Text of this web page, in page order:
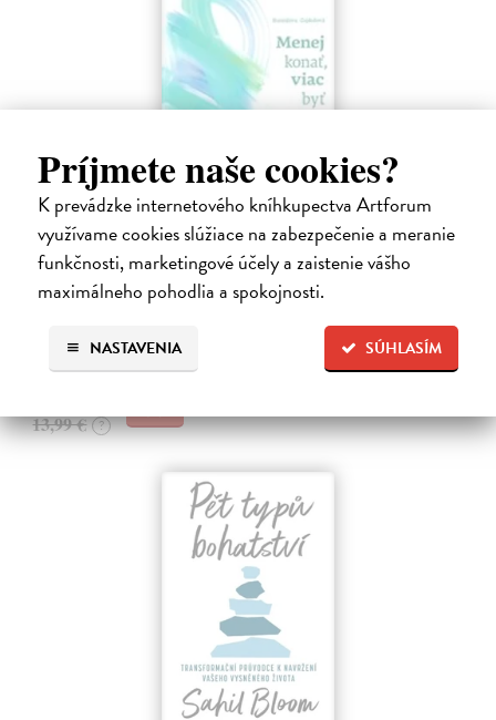
Príjmete naše cookies?
K prevádzke internetového kníhkupectva Artforum
využívame cookies slúžiace na zabezpečenie a meranie
funkčnosti, marketingové účely a zaistenie vášho
maximálneho pohodlia a spokojnosti.
SÚHLASÍM
NASTAVENIA
Menej konať, viac byť
Gajdošová Stanislava| Kniha
Strávila som roky vo väzení, žila som v zajatí výkonu. Vlastnú hodnotu
Dodávateľ nemá titul na sklade. Dodanie do cca. 30 dní.
13,99 € ?